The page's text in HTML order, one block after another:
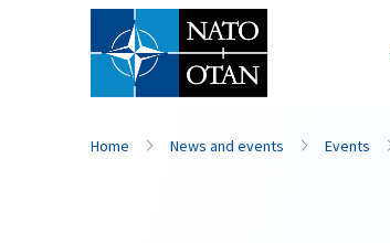
Home News and events Events